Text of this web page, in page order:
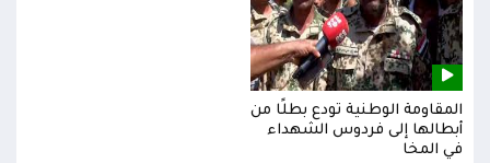
المقاومة الوطنية تودع بطلًا من
أبطالها إلى فردوس الشهداء
في المخا